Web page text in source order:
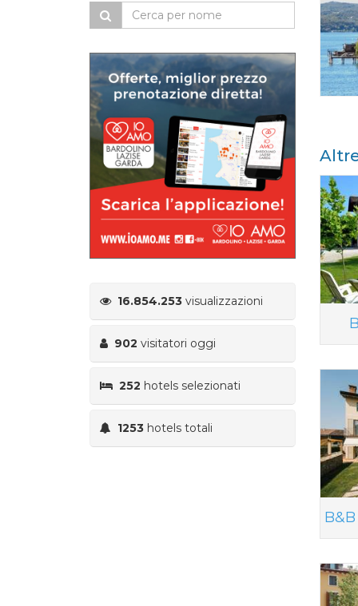
16.854.253 visualizzazioni
902 visitatori oggi
252 hotels selezionati
1253 hotels totali